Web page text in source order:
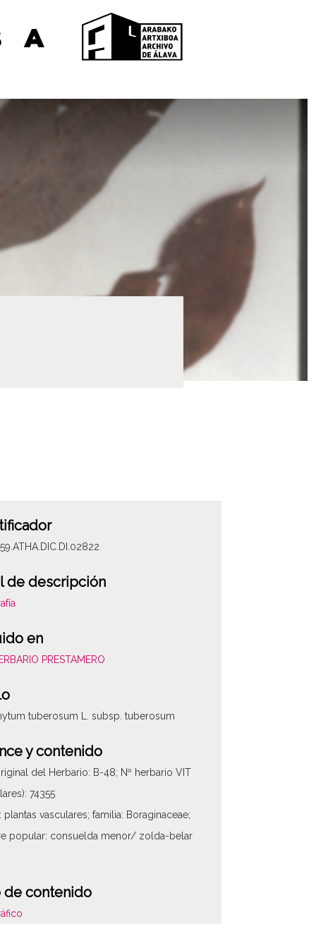
de descripción
en
PRESTAMERO
tuberosum L. subsp. tuberosum
y contenido
del Herbario: B-48; Nº herbario VIT
74355
plantas vasculares; familia: Boraginaceae;
popular: consuelda menor/ zolda-belar
de contenido